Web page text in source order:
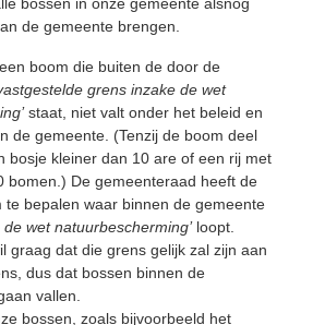
de gemeente brengen.
boom die buiten de door de
grens inzake de wet
staat, niet valt onder het beleid en
de gemeente. (Tenzij de boom deel
bosje kleiner dan 10 are of een rij met
bomen.) De gemeenteraad heeft de
te bepalen waar binnen de gemeente
wet natuurbescherming’loopt.
graag dat die grens gelijk zal zijn aan
dus dat bossen binnen de
vallen.
bossen, zoals bijvoorbeeld het